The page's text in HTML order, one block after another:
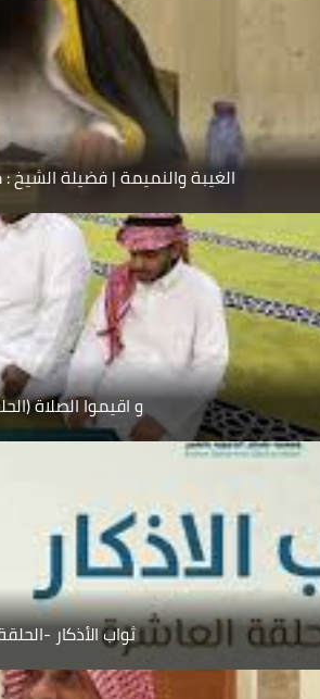
الغيبة والنميمة | فضيلة
و اقيموا الصلاة
ثواب الأذكار -